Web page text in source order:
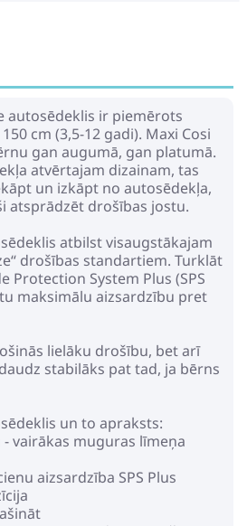
autosēdeklis ir piemērots
cm (3,5-12 gadi). Maxi Cosi
gan augumā, gan platumā.
atvērtajam dizainam, tas
un izkāpt no autosēdekļa,
atsprādzēt drošības jostu.
atbilst visaugstākajam
drošības standartiem. Turklāt
Protection System Plus (SPS
maksimālu aizsardzību pret
lielāku drošību, bet arī
stabilāks pat tad, ja bērns
un to apraksts:
vairākas muguras līmeņa
aizsardzība SPS Plus